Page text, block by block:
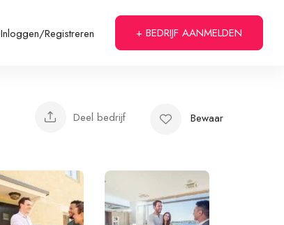
Inloggen/Registreren + BEDRIJF AANMELDEN
Deel bedrijf Bewaar